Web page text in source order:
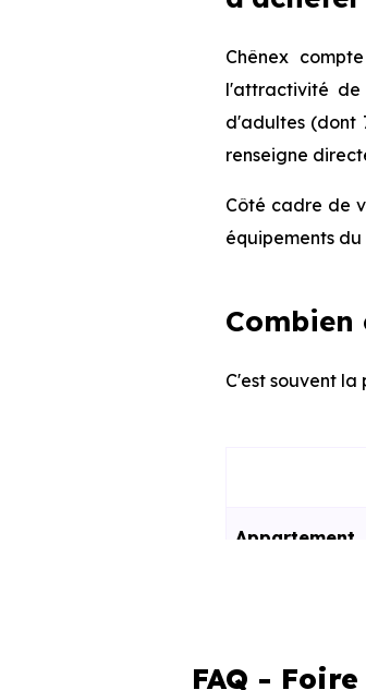
Chênex
l'attractivité de
d'adultes (dont
renseigne
Côté cadre de
équipements
Combien
C'est souvent la
Appartement
Ces prix
FAQ -